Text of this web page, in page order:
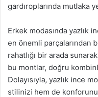
gardıroplarında mutlaka
Erkek modasında yazlık
en önemli parçalarından
rahatlığı bir arada
bu montlar, doğru
Dolayısıyla, yazlık ince
stilinizi hem de